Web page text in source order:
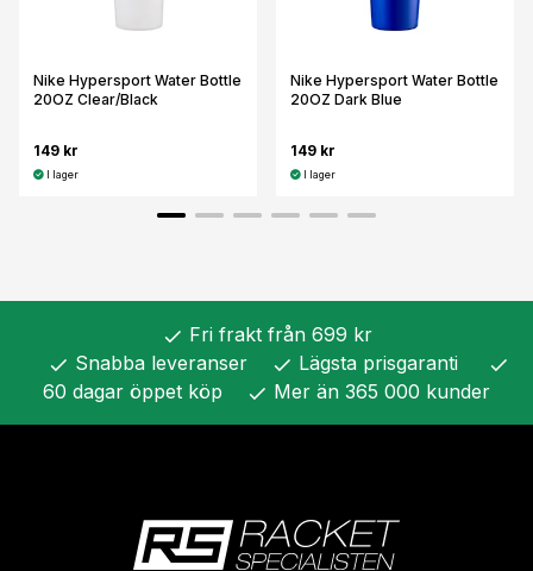
Nike Hypersport Water Bottle
20OZ Clear/Black
149 kr
I lager
Nike Hypersport Water Bottle
20OZ Dark Blue
149 kr
I lager
check Fri frakt från 699 kr
check Snabba leveranser check Lägsta prisgaranti check
60 dagar öppet köp check Mer än 365 000 kunder